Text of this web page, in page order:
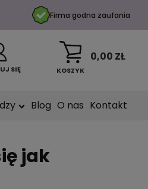
Firma godna zaufania
SIĘ KOSZYK
0,00 ZŁ
Blog O nas Kontakt
jak